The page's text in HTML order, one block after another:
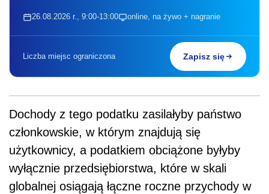
26.08.2026 r., 9:00-13:00 online, na żywo + nagranie
Liczba miejsc ograniczona Zapisz się
Dochody z tego podatku zasilałyby państwo
członkowskie, w którym znajdują się
użytkownicy, a podatkiem obciążone byłyby
wyłącznie przedsiębiorstwa, które w skali
globalnej osiągają łączne roczne przychody w